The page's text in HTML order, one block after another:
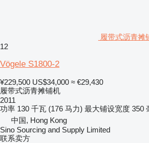
履带式沥青摊
12
Vögele S1800-2
¥229,500 US$34,000 ≈ €29,430
履带式沥青摊铺机
2011
功率 130 千瓦 (176 马力) 最大铺设宽度 350
中国, Hong Kong
Sino Sourcing and Supply Limited
联系卖方